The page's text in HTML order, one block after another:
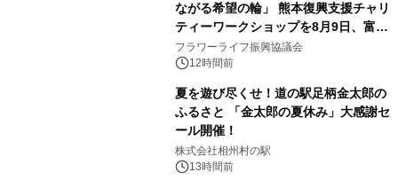
ながる希望の輪」 熊本復興支援チャリ
ティーワークショップを8月9日、富
山・射水で開催
フラワーライフ振興協議会
12時間前
夏を遊び尽くせ！道の駅足柄金太郎の
ふるさと 「金太郎の夏休み」大感謝セ
ール開催！
株式会社相州村の駅
13時間前